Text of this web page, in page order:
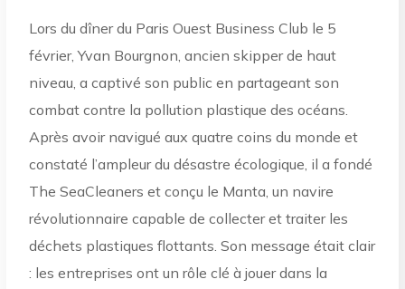
Lors du dîner du Paris Ouest Business Club le 5
février, Yvan Bourgnon, ancien skipper de haut
niveau, a captivé son public en partageant son
combat contre la pollution plastique des océans.
Après avoir navigué aux quatre coins du monde et
constaté l’ampleur du désastre écologique, il a fondé
The SeaCleaners et conçu le Manta, un navire
révolutionnaire capable de collecter et traiter les
déchets plastiques flottants. Son message était clair
: les entreprises ont un rôle clé à jouer dans la